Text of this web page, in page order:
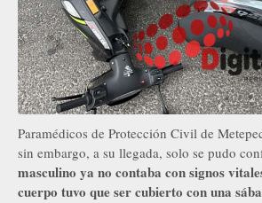
Paramédicos de Protección Civil de
sin embargo, a su llegada, solo se pudo
masculino ya no contaba con signos
cuerpo tuvo que ser cubierto con una